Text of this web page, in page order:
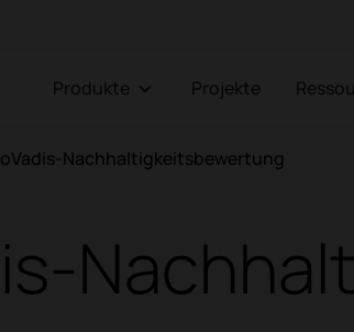
Produkte Projekte
Nachhaltigkeitsbewertung